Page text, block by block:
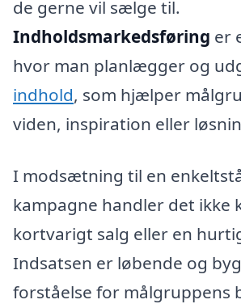
de gerne vil sælge til.
Indholdsmarkedsføring er
hvor man planlægger og
indhold, som hjælper
viden, inspiration eller
I modsætning til en
kampagne handler det ikke
kortvarigt salg eller en
Indsatsen er løbende og
forståelse for målgruppens